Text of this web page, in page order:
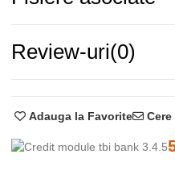
Adauga la Favorite
Review-uri(0)